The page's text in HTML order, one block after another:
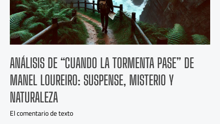
ANÁLISIS DE “CUANDO LA TORMENTA PASE” DE
MANEL LOUREIRO: SUSPENSE, MISTERIO Y
NATURALEZA
El comentario de texto
Suspense,
Misterio
y
Naturaleza